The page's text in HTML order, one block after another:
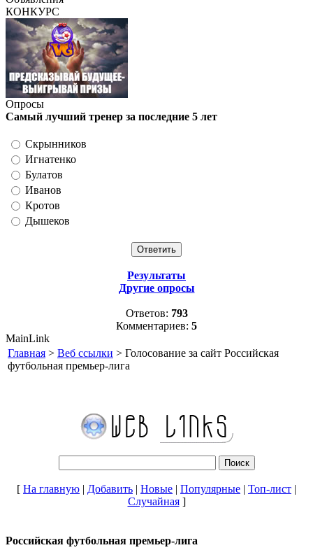
КОНКУРС
Опросы
Самый лучший тренер за последние 5 лет
Скрынников
Игнатенко
Булатов
Иванов
Кротов
Дышеков
Результаты
Другие опросы
Ответов: 793
Комментариев: 5
MainLink
Главная > Веб ссылки > Голосование за сайт Российская
футбольная премьер-лига
[ На главную | Добавить | Новые | Популярные | Топ-лист |
Случайная]
Российская футбольная премьер-лига